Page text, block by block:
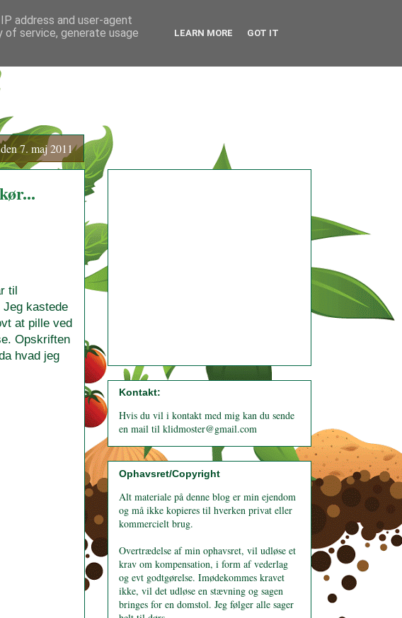
7. maj 2011
til
kastede
at pille ved
Opskriften
hvad jeg
Kontakt:
Hvis du vil i kontakt med mig kan du sende
en mail til klidmoster@gmail.com
Ophavsret/Copyright
Alt materiale på denne blog er min ejendom
og må ikke kopieres til hverken privat eller
kommercielt brug.
Overtrædelse af min ophavsret, vil udløse et
krav om kompensation, i form af vederlag
og evt godtgørelse. Imødekommes kravet
ikke, vil det udløse en stævning og sagen
bringes for en domstol. Jeg følger alle sager
address and user-agent
of service, generate usage
LEARN MORE GOT IT